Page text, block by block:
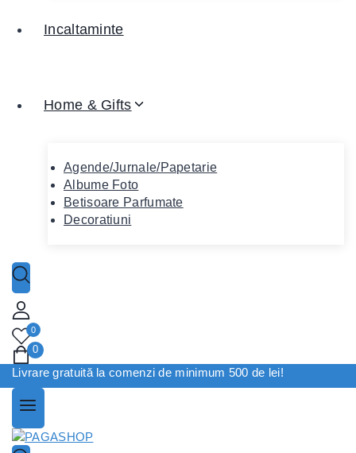
Incaltaminte
Home & Gifts
Agende/Jurnale/Papetarie
Albume Foto
Betisoare Parfumate
Decoratiuni
0
0
Livrare gratuită la comenzi de minimum 500 de lei!